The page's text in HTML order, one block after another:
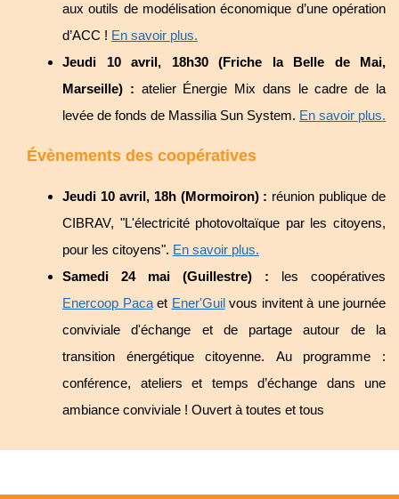
aux outils de modélisation économique d’une opération
d’ACC ! En savoir plus.
Jeudi 10 avril, 18h30 (Friche la Belle de Mai,
Marseille) : atelier Énergie Mix dans le cadre de la
levée de fonds de Massilia Sun System. En savoir plus.
Évènements des coopératives
Jeudi 10 avril, 18h (Mormoiron) : réunion publique de
CIBRAV, "L'électricité photovoltaïque par les citoyens,
pour les citoyens". En savoir plus.
Samedi 24 mai (Guillestre) : les coopératives
Enercoop Pacaet Ener'Guilvous invitent à une journée
conviviale d'échange et de partage autour de la
transition énergétique citoyenne. Au programme :
conférence, ateliers et temps d’échange dans une
ambiance conviviale ! Ouvert à toutes et tous